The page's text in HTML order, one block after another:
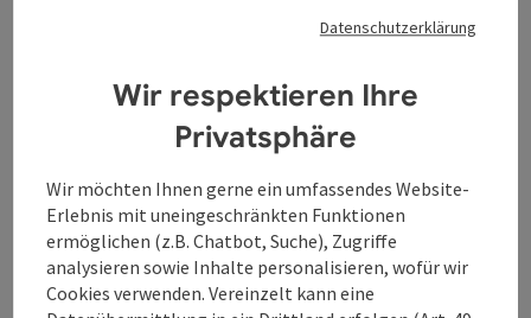
Ausstattung
Preise
Datenschutzerklärung
Wir respektieren Ihre
Privatsphäre
Wir möchten Ihnen gerne ein umfassendes Website-
Erlebnis mit uneingeschränkten Funktionen
ermöglichen (z.B. Chatbot, Suche), Zugriffe
analysieren sowie Inhalte personalisieren, wofür wir
Cookies verwenden. Vereinzelt kann eine